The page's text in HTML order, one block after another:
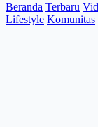
Beranda Terbaru
Lifestyle Komunitas